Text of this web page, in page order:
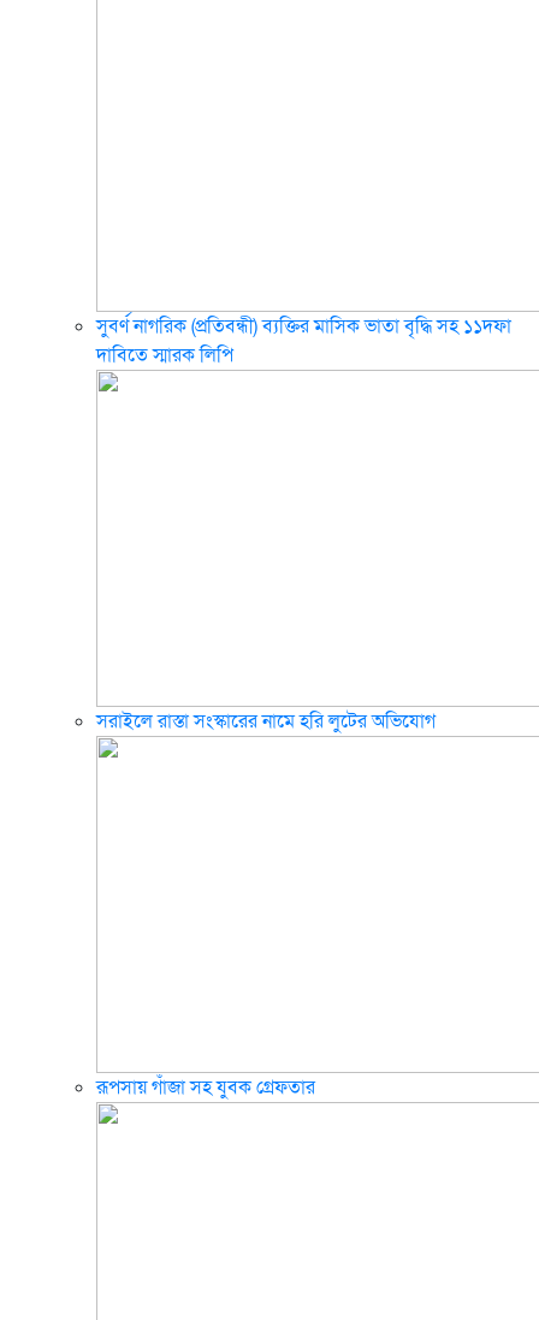
সুবর্ণ নাগরিক (প্রতিবন্ধী) ব্যক্তির মাসিক ভাতা বৃদ্ধি সহ ১১দফা
দাবিতে স্মারক লিপি
সরাইলে রাস্তা সংস্কারের নামে হরি লুটের অভিযোগ
রূপসায় গাঁজা সহ যুবক গ্রেফতার